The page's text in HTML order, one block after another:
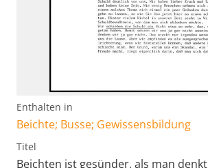
Enthalten in
Beichte; Busse; Gewissensbildung
Titel
Beichten ist gesünder, als man denkt